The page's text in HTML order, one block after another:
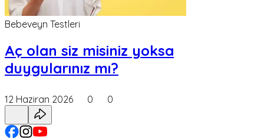
Bebeveyn Testleri
Aç olan siz misiniz yoksa
duygularınız mı?
12 Haziran 2026 0 0